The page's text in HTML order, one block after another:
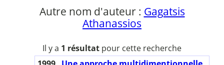
Autre nom d'auteur : Gagatsis
Athanassios
Il y a 1 résultat pour cette recherche